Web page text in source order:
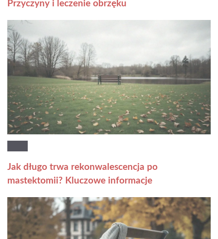
Przyczyny i leczenie obrzęku
Jak długo trwa rekonwalescencja po
mastektomii? Kluczowe informacje